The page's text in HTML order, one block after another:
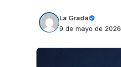
La Grada
9 de mayo de 2026